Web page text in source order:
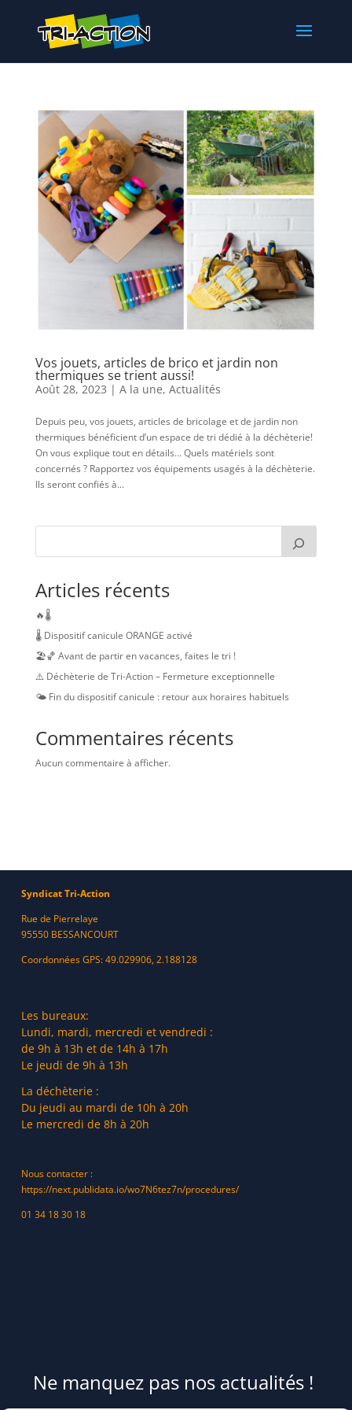
Vos jouets, articles de brico et jardin non
thermiques se trient aussi!
Août 28, 2023 | A la une, Actualités
Depuis peu, vos jouets, articles de bricolage et de jardin non
thermiques bénéficient d’un espace de tri dédié à la déchèterie!
On vous explique tout en détails… Quels matériels sont
concernés ? Rapportez vos équipements usagés à la déchèterie.
Ils seront confiés à...
Articles récents
🔥🌡️
🌡️ Dispositif canicule ORANGE activé
🏖️🏀 Avant de partir en vacances, faites le tri !
⚠️ Déchèterie de Tri-Action – Fermeture exceptionnelle
🌤️ Fin du dispositif canicule : retour aux horaires habituels
Commentaires récents
Aucun commentaire à afficher.
Syndicat Tri-Action
Rue de Pierrelaye
95550 BESSANCOURT
Coordonnées GPS: 49.029906, 2.188128
Les bureaux:
Lundi, mardi, mercredi et vendredi :
de 9h à 13h et de 14h à 17h
Le jeudi de 9h à 13h
La déchèterie :
Du jeudi au mardi de 10h à 20h
Le mercredi de 8h à 20h
Nous contacter :
https://next.publidata.io/wo7N6tez7n/procedures/
01 34 18 30 18
Ne manquez pas nos actualités !